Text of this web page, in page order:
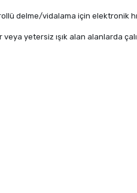
delme/vidalama için elektronik
veya yetersiz ışık alan alanlarda